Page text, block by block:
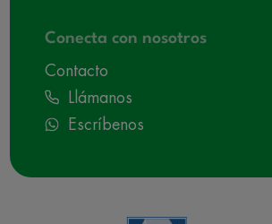
Conecta con nosotros
Contacto
Llámanos
Escríbenos